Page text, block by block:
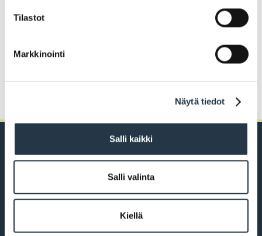
Tilastot
Markkinointi
Näytä tiedot
Salli kaikki
Salli valinta
Kiellä
PL 43, 21101 Naantali